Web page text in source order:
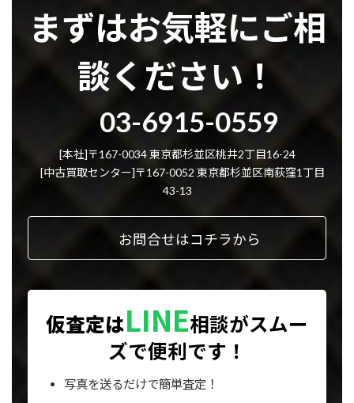
まずはお気軽にご相
談ください！
03-6915-0559
[本社]〒167-0034 東京都杉並区桃井2丁目16-24
[中古買取センター]〒167-0052 東京都杉並区南荻窪1丁目
43-13
お問合せはコチラから
仮査定はLINE相談がスムー
ズで便利です！
写真を送るだけで簡単査定！